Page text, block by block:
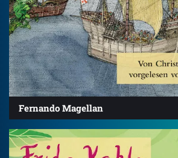
Fernando Magellan